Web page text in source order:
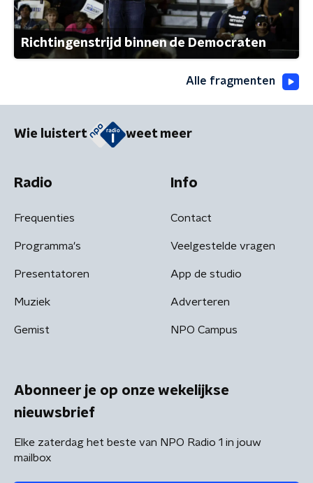
Richtingenstrijd binnen de Democraten
Alle fragmenten
Wie luistert weet meer
Radio
Frequenties
Programma's
Presentatoren
Muziek
Gemist
Info
Contact
Veelgestelde vragen
App de studio
Adverteren
NPO Campus
Abonneer je op onze wekelijkse
nieuwsbrief
Elke zaterdag het beste van NPO Radio 1 in jouw
mailbox